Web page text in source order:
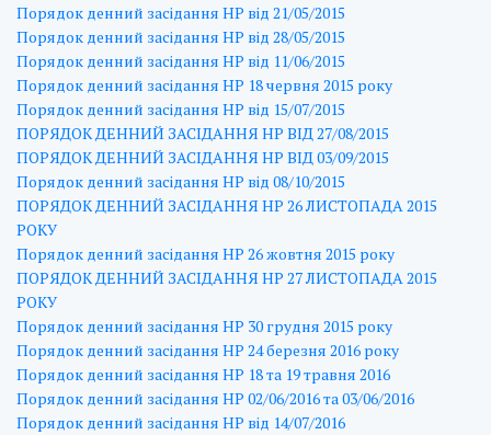
Порядок денний засідання НР від 21/05/2015
Порядок денний засідання НР від 28/05/2015
Порядок денний засідання НР від 11/06/2015
Порядок денний засідання НР 18 червня 2015 року
Порядок денний засідання НР від 15/07/2015
ПОРЯДОК ДЕННИЙ ЗАСІДАННЯ НР ВІД 27/08/2015
ПОРЯДОК ДЕННИЙ ЗАСІДАННЯ НР ВІД 03/09/2015
Порядок денний засідання НР від 08/10/2015
ПОРЯДОК ДЕННИЙ ЗАСІДАННЯ НР 26 ЛИСТОПАДА 2015
РОКУ
Порядок денний засідання НР 26 жовтня 2015 року
ПОРЯДОК ДЕННИЙ ЗАСІДАННЯ НР 27 ЛИСТОПАДА 2015
РОКУ
Порядок денний засідання НР 30 грудня 2015 року
Порядок денний засідання НР 24 березня 2016 року
Порядок денний засідання НР 18 та 19 травня 2016
Порядок денний засідання НР 02/06/2016 та 03/06/2016
Порядок денний засідання НР від 14/07/2016